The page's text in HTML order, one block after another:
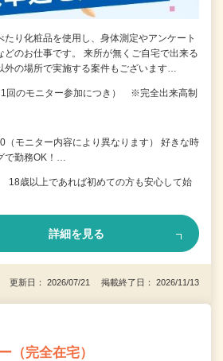
たり化粧品を使用し、身体測定やアンケート
どのお仕事です。 来所が無くご自宅で出来る
外の場所で実施する案件もございます…
回のモニター参加につき） ※完全出来高制
（モニター内容により異なります） 好きな時
で勤務OK！…
18歳以上であれば初めての方も安心して始
詳細を見る
更新日： 2026/07/21 掲載終了日： 2026/11/13
（完全在宅）